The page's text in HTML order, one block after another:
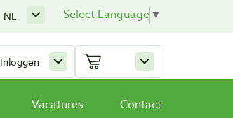
Select Language▼
NL
Inloggen
Vacatures Contact